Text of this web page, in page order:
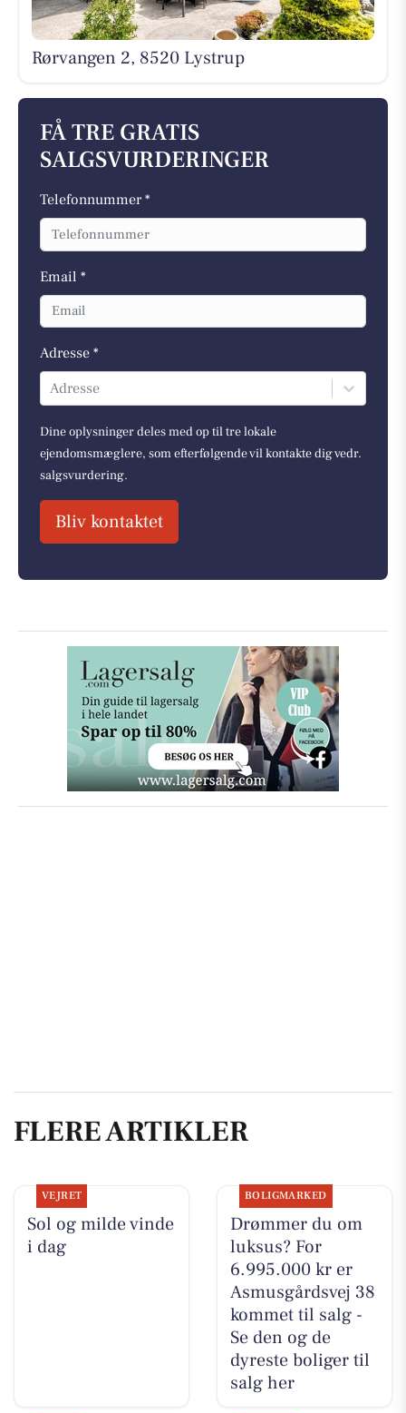
Rørvangen 2, 8520 Lystrup
FÅ TRE GRATIS
SALGSVURDERINGER
Telefonnummer *
Email *
Adresse *
Adresse
Dine oplysninger deles med op til tre lokale
ejendomsmæglere, som efterfølgende vil kontakte dig vedr.
salgsvurdering.
Bliv kontaktet
FLERE ARTIKLER
VEJRET
Sol og milde vinde
i dag
BOLIGMARKED
Drømmer du om
luksus? For
6.995.000 kr er
Asmusgårdsvej 38
kommet til salg -
Se den og de
dyreste boliger til
salg her